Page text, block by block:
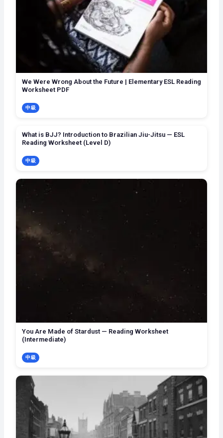
We Were Wrong About the Future | Elementary ESL Reading
Worksheet PDF
中級
What is BJJ? Introduction to Brazilian Jiu-Jitsu — ESL
Reading Worksheet (Level D)
中級
You Are Made of Stardust — Reading Worksheet
(Intermediate)
中級